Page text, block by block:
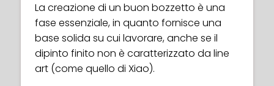
La creazione di un buon bozzetto è una
fase essenziale, in quanto fornisce una
base solida su cui lavorare, anche se il
dipinto finito non è caratterizzato da line
art (come quello di Xiao).